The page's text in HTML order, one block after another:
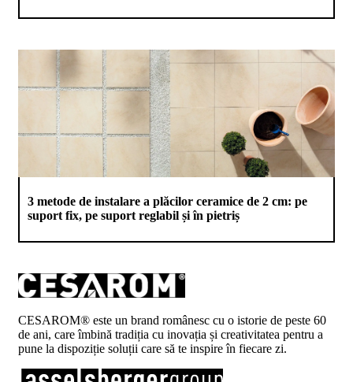
3 metode de instalare a plăcilor ceramice de 2 cm: pe
suport fix, pe suport reglabil și în pietriș
CESAROM® este un brand românesc cu o istorie de peste 60
de ani, care îmbină tradiția cu inovația și creativitatea pentru a
pune la dispoziție soluții care să te inspire în fiecare zi.